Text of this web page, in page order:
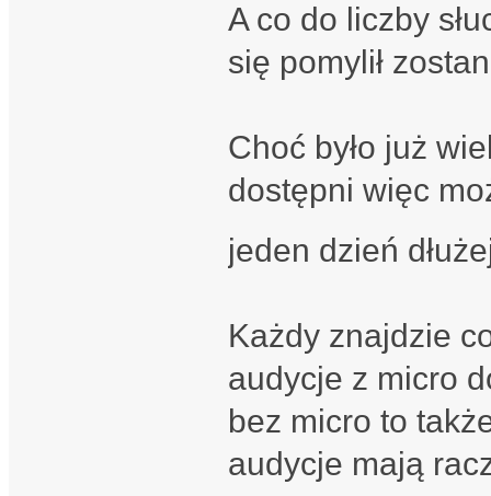
A co do liczby
się pomylił
Choć było już
dostępni więc
jeden dzień
Każdy znajdzie
audycje z micro
bez micro to
audycje mają